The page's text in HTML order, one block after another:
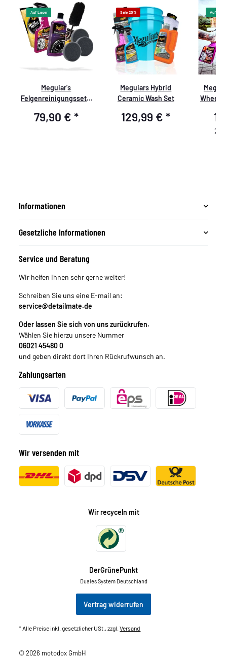
Auf Lager
Meguiar's
Felgenreinigungsset -
79,90 € *
Sale 20%
Meguiars Hybrid
Ceramic Wash Set
129,99 €*
Auf Lager
Wheel
Informationen
Gesetzliche Informationen
Service und Beratung
Wir helfen Ihnen sehr gerne weiter!
Schreiben Sie uns eine E-mail an:
service@detailmate.de
Oder lassen Sie sich von uns zurückrufen.
Wählen Sie hierzu unsere Nummer
06021 45480 0
und geben direkt dort Ihren Rückrufwunsch an.
Zahlungsarten
Wir versenden mit
Wir recyceln mit
DerGrünePunkt
Duales System Deutschland
Vertrag widerrufen
* Alle Preise inkl. gesetzlicher USt., zzgl.Versand
© 2026 motodox GmbH